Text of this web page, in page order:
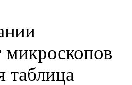
микроскопов
таблица